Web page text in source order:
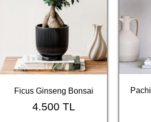
Ficus Ginseng Bonsai
4.500 TL